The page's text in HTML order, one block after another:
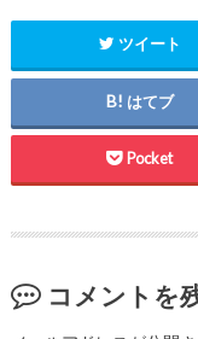
ツイート
はてブ
Pocket
コメントを